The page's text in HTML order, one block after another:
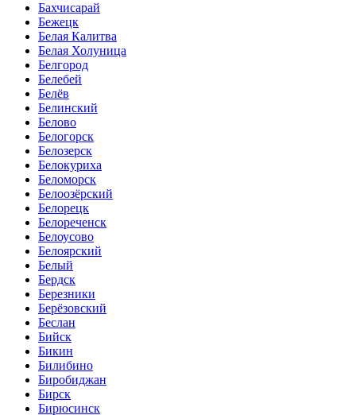
Бахчисарай
Бежецк
Белая Калитва
Белая Холуница
Белгород
Белебей
Белёв
Белинский
Белово
Белогорск
Белозерск
Белокуриха
Беломорск
Белоозёрский
Белорецк
Белореченск
Белоусово
Белоярский
Белый
Бердск
Березники
Берёзовский
Беслан
Бийск
Бикин
Билибино
Биробиджан
Бирск
Бирюсинск